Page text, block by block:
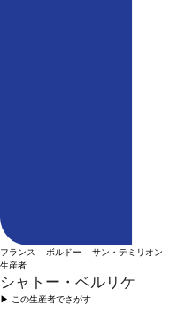
フランス ボルドー サン・テミリオン
生産者
シャトー・ベルリケ
▶︎ この生産者でさがす